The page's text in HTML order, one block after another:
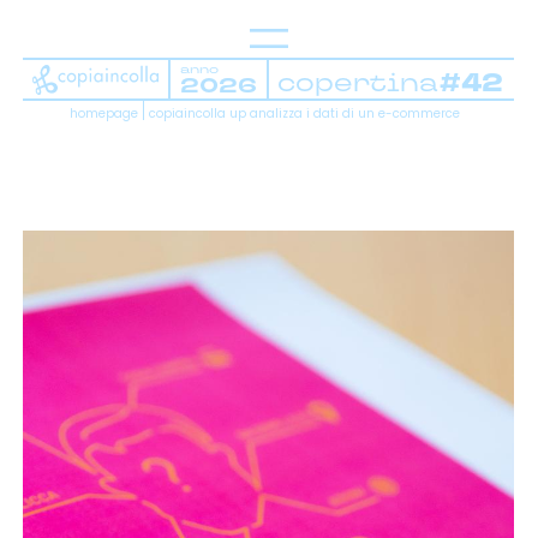
homepage copiaincolla up analizza i dati di un e-commerce
anno
2026 copertina#42
Home
Ciliegine
Case history
Referenze
Tavolobrain
Work with us
Contatti
brand strategy
brand identity
campagne di comunicazione